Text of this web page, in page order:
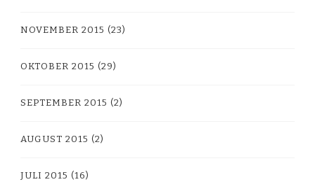
NOVEMBER 2015 (23)
OKTOBER 2015 (29)
SEPTEMBER 2015 (2)
AUGUST 2015 (2)
JULI 2015 (16)